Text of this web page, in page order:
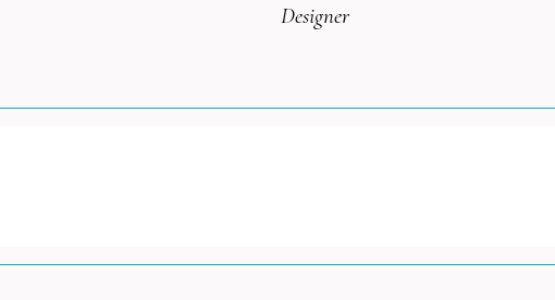
Designer